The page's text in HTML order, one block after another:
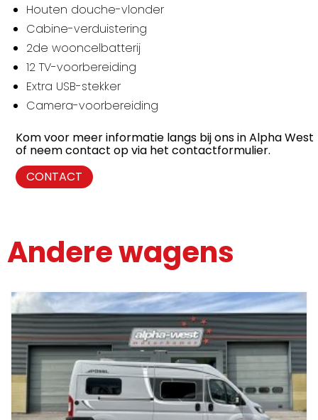
Houten douche-vlonder
Cabine-verduistering
2de wooncelbatterij
12 TV-voorbereiding
Extra USB-stekker
Camera-voorbereiding
Kom voor meer informatie langs bij ons in Alpha West
of neem contact op via het contactformulier.
CONTACT
Andere wagens